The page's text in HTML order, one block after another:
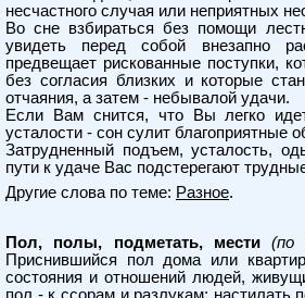
несчастного случая или неприятных
Во сне взбираться без помощи
увидеть перед собой внезапно
предвещает рискованные поступки,
без согласия близких и которые
отчаяния, а затем - небывалой удачи.
Если Вам снится, что Вы легко
усталости - сон сулит благоприятные
Затрудненный подъем, усталость,
пути к удаче Вас подстерегают
Другие слова по теме: Разное.
Пол, полы, подметать, мести (по
Приснившийся пол дома или
состояния и отношений людей,